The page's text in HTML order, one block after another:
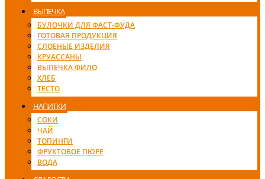
ВЫПЕЧКА
БУЛОЧКИ ДЛЯ ФАСТ-ФУДА
ГОТОВАЯ ПРОДУКЦИЯ
СЛОЕНЫЕ ИЗДЕЛИЯ
КРУАССАНЫ
ВЫПЕЧКА ФИЛО
ХЛЕБ
ТЕСТО
НАПИТКИ
СОКИ
ЧАЙ
ТОПИНГИ
ФРУКТОВОЕ ПЮРЕ
ВОДА